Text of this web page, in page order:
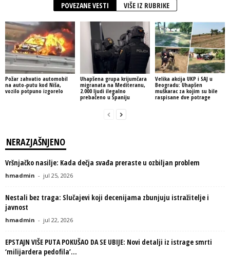
POVEZANE VESTI VIŠE IZ RUBRIKE
Požar zahvatio automobil
na auto-putu kod Niša,
vozilo potpuno izgorelo
Uhapšena grupa krijumčara
migranata na Mediteranu,
2.000 ljudi ilegalno
prebačeno u Španiju
Velika akcija UKP i SAJ u
Beogradu: Uhapšen
muškarac za kojim su bile
raspisane dve potrage
NERAZJAŠNJENO
Vršnjačko nasilje: Kada dečja svađa preraste u ozbiljan problem
hmadmin - jul 25, 2026
Nestali bez traga: Slučajevi koji decenijama zbunjuju istražitelje i
javnost
hmadmin - jul 22, 2026
EPSTAJN VIŠE PUTA POKUŠAO DA SE UBIJE: Novi detalji iz istrage smrti
‘milijardera pedofila’...